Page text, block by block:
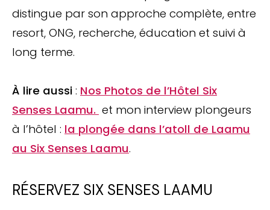
distingue par son approche complète, entre
resort, ONG, recherche, éducation et suivi à
long terme.
À lire aussi : Nos Photos de l’Hôtel Six
Senses Laamu. et mon interview plongeurs
à l’hôtel : la plongée dans l’atoll de Laamu
au Six Senses Laamu.
RÉSERVEZ SIX SENSES LAAMU